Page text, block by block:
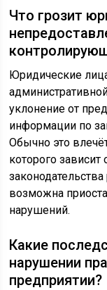
Что грозит
Юридические
уклонение от
информации по
Обычно это
которого
возможна
нарушений.
Какие
нарушении
предприятии?